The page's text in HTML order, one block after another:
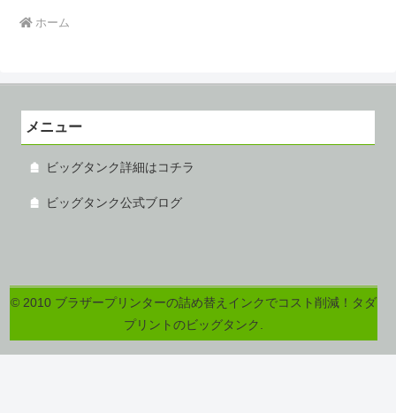
ホーム
メニュー
ビッグタンク詳細はコチラ
ビッグタンク公式ブログ
© 2010 ブラザープリンターの詰め替えインクでコスト削減！タダ
プリントのビッグタンク.